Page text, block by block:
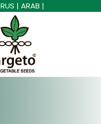
RUS | ARAB |